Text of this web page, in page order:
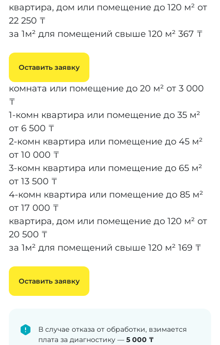
квартира, дом или помещение до 120 м² от
22 250 ₸
за 1м² для помещений свыше 120 м² 367 ₸
Оставить заявку
комната или помещение до 20 м² от 3 000
₸
1-комн квартира или помещение до 35 м²
от 6 500 ₸
2-комн квартира или помещение до 45 м²
от 10 000 ₸
3-комн квартира или помещение до 65 м²
от 13 500 ₸
4-комн квартира или помещение до 85 м²
от 17 000 ₸
квартира, дом или помещение до 120 м² от
20 500 ₸
за 1м² для помещений свыше 120 м² 169 ₸
Оставить заявку
В случае отказа от обработки, взимается
плата за диагностику — 5 000 ₸